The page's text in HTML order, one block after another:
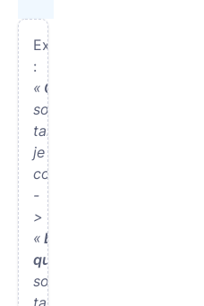
Exemple
:
« Quoiqu’il
soit
tard,
je
continue »
-
>
« Bien
qu’il
soit
tard,